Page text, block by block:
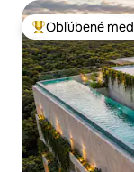
Najobľúbenejšie
Obľúbené